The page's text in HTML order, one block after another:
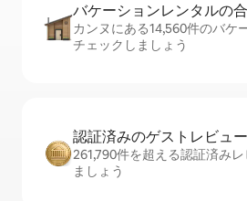
バケーションレ⁠ン⁠タ⁠ル⁠の
カンヌにある14,560件のバケ
チェックしましょう
認証済みのゲ⁠ス⁠ト⁠レ⁠ビ⁠ュ⁠ー
261,790件を超える認証済み
ましょう